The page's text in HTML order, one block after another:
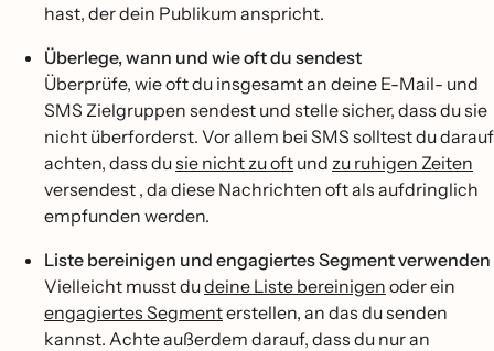
hast, der dein Publikum anspricht.
Überlege, wann und wie oft du sendest
Überprüfe, wie oft du insgesamt an deine E-Mail- und
SMS Zielgruppen sendest und stelle sicher, dass du sie
nicht überforderst. Vor allem bei SMS solltest du darauf
achten, dass dusie nicht zu oft und zu ruhigen Zeiten
versendest , da diese Nachrichten oft als aufdringlich
empfunden werden.
Liste bereinigen und engagiertes Segment verwenden
Vielleicht musst dudeine Liste bereinigen oder ein
engagiertes Segmenterstellen, an das du senden
kannst. Achte außerdem darauf, dass du nur an